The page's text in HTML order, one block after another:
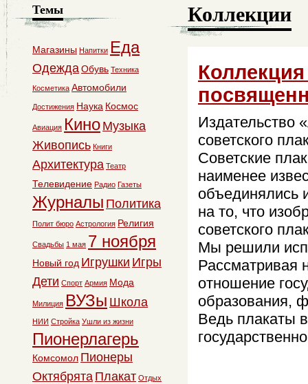
Коллекции
Издательство
советского
Советские
наименее
объединялись
на то, что
советского
Мы решили
Рассматривая
отношение
образования,
Ведь плакаты
Темы
Магазины Напитки Еда
ОдеждаОбувь Техника
Косметика Автомобили
Достижения Наука Космос
Авиация Кино Музыка
Живопись Книги
Архитектура Театр
Телевидение Радио Газеты
Журналы Политика
Полит бюро Астрология Религия
Свадьбы 1 мая 7 ноября
Новый год Игрушки Игры
Дети Спорт Армия Мода
Милиция ВУЗы Школа
НИИ Стройка Ушли из жизни
Пионерлагерь
Комсомол Пионеры
Октябрята Плакат Отдых